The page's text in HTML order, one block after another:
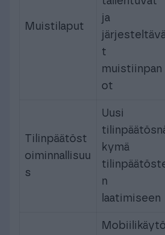
Muistilaput
ja
t
muistiinpan
ot
Tilinpäätöst
oiminnallisuu
s
Uusi
kymä
n
laatimiseen
Mobiilikäytö